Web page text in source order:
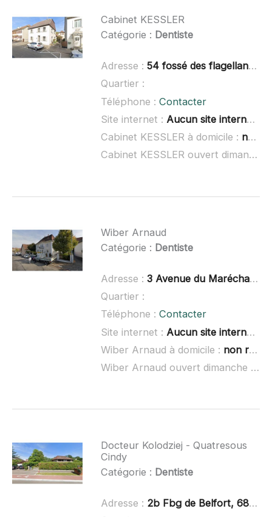
Cabinet KESSLER
Catégorie : Dentiste
Adresse : 54 fossé des flagellants, 68290 Masevaux
Quartier :
Téléphone : Contacter
Site internet : Aucun site internet connu
Cabinet KESSLER à domicile : non renseigné
Cabinet KESSLER ouvert dimanche :
Wiber Arnaud
Catégorie : Dentiste
Adresse : 3 Avenue du Maréchal Foch, 68130 Altkirch
Quartier :
Téléphone : Contacter
Site internet : Aucun site internet connu
Wiber Arnaud à domicile : non renseigné
Wiber Arnaud ouvert dimanche :
Docteur Kolodziej - Quatresous
Cindy
Catégorie : Dentiste
Adresse : 2b Fbg de Belfort, 68190 Ensisheim, France